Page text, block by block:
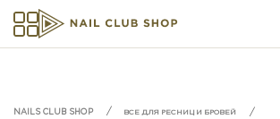
ВСЕ ДЛЯ РЕСНИЦ И БРОВЕЙ